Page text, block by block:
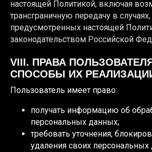
настоящей Политикой, включая
трансграничную передачу в случаях,
предусмотренных настоящей
законодательством Российской
VIII. ПРАВА
СПОСОБЫ ИХ
Пользователь имеет право:
получать информацию об
персональных данных;
требовать уточнения,
удаления своих